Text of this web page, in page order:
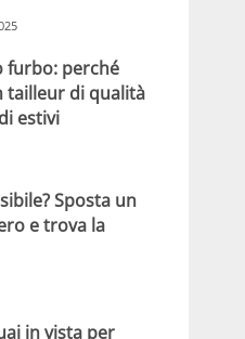
furbo: perché
tailleur di qualità
estivi
Sposta un
e trova la
in vista per